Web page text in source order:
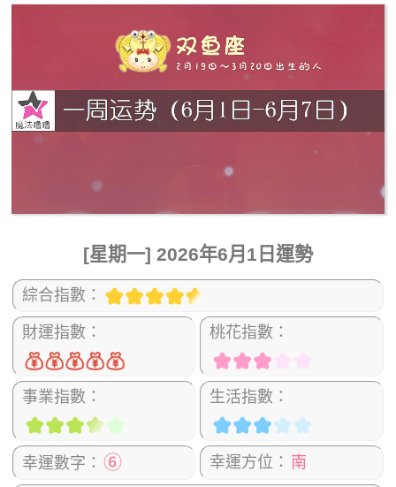
[星期一] 2026年6月1日運勢
綜合指數：
財運指數： 桃花指數：
事業指數： 生活指數：
幸運數字： ⑥ 幸運方位： 南